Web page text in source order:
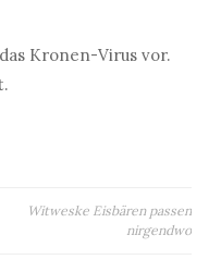
Kronen-Virus vor.
Witweske Eisbären passen
nirgendwo